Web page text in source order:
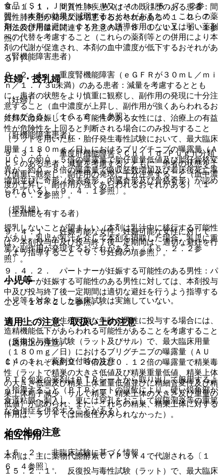
食品（Ｓｔ．Ｊｏｈｎ’ｓ Ｗｏｒｔ）〔１６．７．２参
照〕［本剤の効果が減弱するおそれがあるため、これらの薬
剤との併用は避け、ＣＹＰ３Ａ誘導作用のない又は弱い薬剤
への代替を考慮すること（これらの薬剤等との併用により本
剤の代謝が促進され、本剤の血中濃度が低下するおそれがあ
る）］。
妊婦・授乳婦
（妊婦）
妊婦又は妊娠している可能性のある女性には、治療上の有益
性が危険性を上回ると判断される場合にのみ投与すること
（ラットを用いた胚・胎仔発生毒性試験において、最大臨床
用量（１８０ｍｇ／日）におけるブリグチニブの曝露量（Ａ
ＵＣ）の約０．５倍の曝露量で胎仔重量低値及び胎仔骨格変
異が、約０．８倍の曝露量で吸収胚数増加及び着床後死亡率
増加並びに奇形（外表奇形、内臓奇形及び骨格奇形）が認め
られている）〔９．４．１参照〕。
（授乳婦）
授乳しないことが望ましい（本剤は乳汁中に移行する可能性
があり、乳児が乳汁を介して本剤を摂取した場合、乳児に重
篤な副作用が発現するおそれがある）〔１５．２．２参
照〕。
小児等
小児等を対象とした臨床試験は実施していない。
適用上の注意、取扱い上の注意
（適用上の注意）
１４．１． 薬剤交付時の注意
ＰＴＰ包装の薬剤はＰＴＰシートから取り出して服用するよ
う指導すること（ＰＴＰシートの誤飲により、硬い鋭角部が
食道粘膜へ刺入し、更には穿孔をおこして縦隔洞炎等の重篤
な合併症を併発することがある）。
その他の注意
１５．２． 非臨床試験に基づく情報
１５．２．１． 反復投与毒性試験（ラット）で、最大臨床
９．１．１． 間質性肺疾患又はその既往歴のある患者：間
質性肺疾患が発現又は増悪するおそれがある〔１．２、７．
用法及び用量に関連する注意の項、８．１、１１．１．１参
照〕。
（腎機能障害患者）
９．２．１． 重度腎機能障害（ｅＧＦＲが３０ｍＬ／ｍｉ
ｎ／１．７３u未満）のある患者：減量を考慮するととも
に、患者の状態をより慎重に観察し、副作用の発現に十分注
意すること（血中濃度が上昇し、副作用が強くあらわれるお
それがある）〔１６．６．１参照〕。
（肝機能障害患者）
９．３．１． 重度肝機能障害＜Ｃｈｉｌｄ−Ｐｕｇｈ分類
Ｃ＞のある患者：減量を考慮するとともに、患者の状態をよ
り慎重に観察し、副作用の発現に十分注意すること（血中濃
度が上昇し、副作用が強くあらわれるおそれがある）〔１
６．６．２参照〕。
（生殖能を有する者）
９．４．１． 妊娠可能な女性：妊娠可能な女性に対して
は、本剤投与中及び投与終了後一定期間は、適切な避妊を行
うよう指導すること〔９．５妊婦の項参照〕。
９．４．２． パートナーが妊娠する可能性のある男性：パ
ートナーが妊娠する可能性のある男性に対しては、本剤投与
中及び投与終了後一定期間は適切な避妊を行うよう指導する
こと〔１５．２．２参照〕。
９．４．３． 生殖可能な年齢の男性に投与する場合には、
造精機能低下があらわれる可能性があることを考慮すること
（反復投与毒性試験（ラット及びサル）で、最大臨床用量
（１８０ｍｇ／日）におけるブリグチニブの曝露量（ＡＵ
Ｃ）のそれぞれ約０．６倍及び０．１２倍の曝露量で精巣毒
性（ラットで精巣の大きさ低値及び精巣重量低値、精巣上体
の大きさ低値及び精巣上体重量低値並びに精細管変性及び精
巣上体精子減少、サルで精巣、精巣上体の大きさ及び重量の
低値）が認められ、また、これらの精巣、精巣上体に対する
作用は、ラットでは回復性がみられなかった）。
相互作用
本剤は、主に薬物代謝酵素ＣＹＰ３Ａ４で代謝される〔１
６．４参照〕。